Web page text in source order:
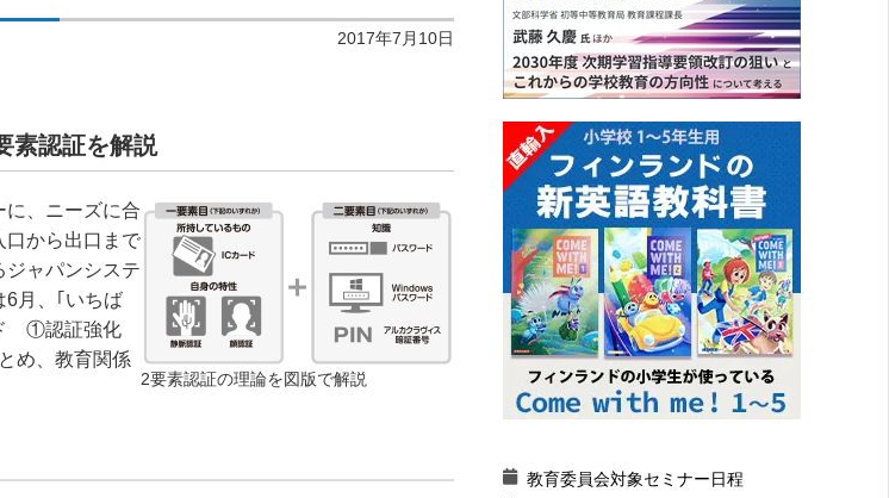
2017年7月10日
素認証を解説
2要素認証の理論を図版で解説
に、ニーズに合
口から出口まで
ジャパンシステ
6月、｢いちば
①認証強化
め、教育関係
教育委員会対象セミナー日程